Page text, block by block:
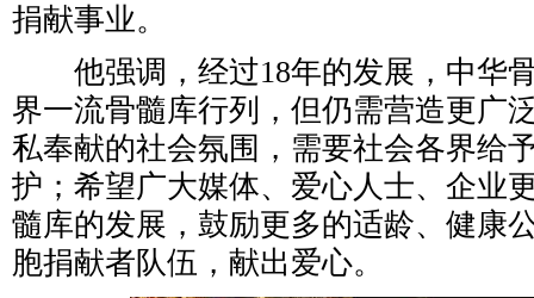
捐献事业。
他强调，经过18年的发展，中华
界一流骨髓库行列，但仍需营造更广
私奉献的社会氛围，需要社会各界给
护；希望广大媒体、爱心人士、企业
髓库的发展，鼓励更多的适龄、健康
胞捐献者队伍，献出爱心。